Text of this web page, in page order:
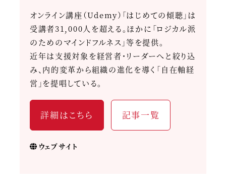
オンライン講座（Udemy）「はじめての傾聴」は
受講者31,000人を超える。ほかに「ロジカル派
のためのマインドフルネス」等を提供。
近年は支援対象を経営者・リーダーへと絞り込
み、内的変革から組織の進化を導く「自在軸経
営」を提唱している。
詳細はこちら 記事一覧
ウェブサイト